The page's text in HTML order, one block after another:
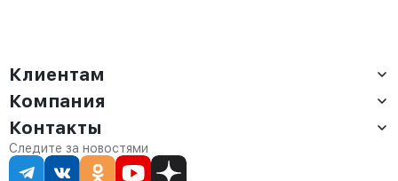
Клиентам
Доставка
Оплата
Сервис
Статус заказа
Компания
О компании
Контакты
Партнёрам
Контакты
Отдел продаж:
8 (800) 234-22-62
Следите за новостями